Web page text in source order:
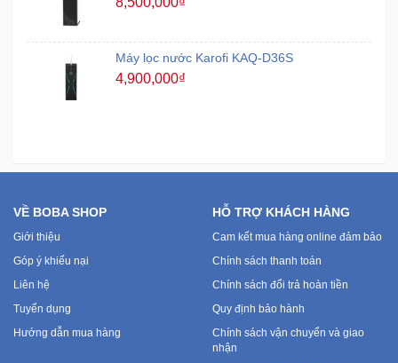
Máy lọc nước Karofi KAQ-D36S
4,900,000₫
VỀ BOBA SHOP
Giới thiệu
Góp ý khiếu nại
Liên hệ
Tuyển dụng
Hướng dẫn mua hàng
HỖ TRỢ KHÁCH HÀNG
Cam kết mua hàng online đảm bảo
Chính sách thanh toán
Chính sách đổi trả hoàn tiền
Quy định bảo hành
Chính sách vận chuyển và giao
nhận